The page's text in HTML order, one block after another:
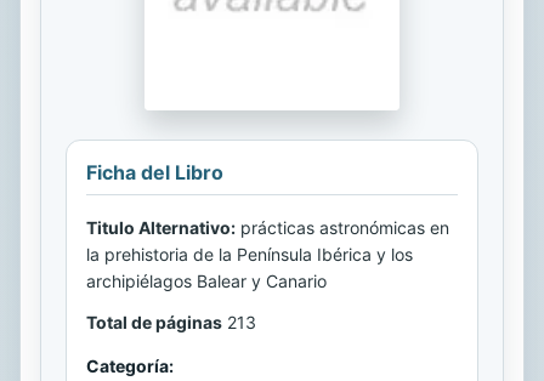
Ficha del Libro
Titulo Alternativo: prácticas astronómicas en
la prehistoria de la Península Ibérica y los
archipiélagos Balear y Canario
Total de páginas 213
Categoría: